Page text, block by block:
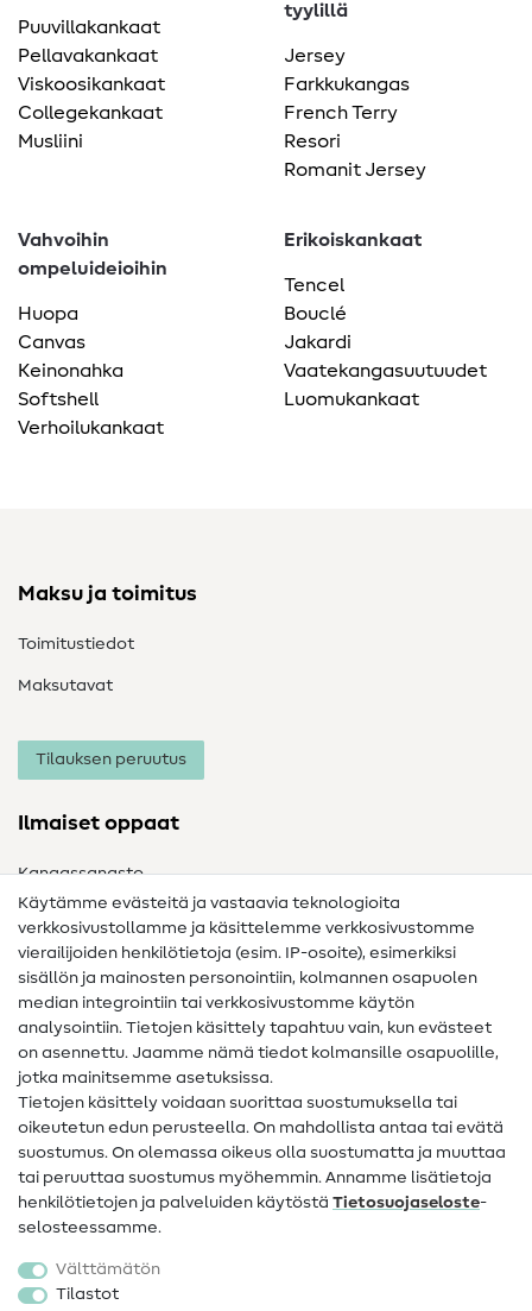
Puuvillakankaat
Pellavakankaat
Viskoosikankaat
Collegekankaat
Musliini
tyylillä
Jersey
Farkkukangas
French Terry
Resori
Romanit Jersey
Vahvoihin
ompeluideioihin
Huopa
Canvas
Keinonahka
Softshell
Verhoilukankaat
Erikoiskankaat
Tencel
Bouclé
Jakardi
Vaatekangasuutuudet
Luomukankaat
Maksu ja toimitus
Toimitustiedot
Maksutavat
Tilauksen peruutus
Ilmaiset oppaat
Kangassanasto
Ompelusanasto
Ompeluohjeet
Apua ja yhteystiedot
Yhteystiedot
Tietoa omistajanvaihdoksesta
Peruutusoikeus
Suosittu
Kankaat
Käytämme evästeitä ja vastaavia teknologioita
verkkosivustollamme ja käsittelemme verkkosivustomme
vierailijoiden henkilötietoja (esim. IP-osoite), esimerkiksi
sisällön ja mainosten personointiin, kolmannen osapuolen
median integrointiin tai verkkosivustomme käytön
analysointiin. Tietojen käsittely tapahtuu vain, kun evästeet
on asennettu. Jaamme nämä tiedot kolmansille osapuolille,
jotka mainitsemme asetuksissa.
Tietojen käsittely voidaan suorittaa suostumuksella tai
oikeutetun edun perusteella. On mahdollista antaa tai evätä
suostumus. On olemassa oikeus olla suostumatta ja muuttaa
tai peruuttaa suostumus myöhemmin. Annamme lisätietoja
henkilötietojen ja palveluiden käytöstä Tietosuojaseloste-
selosteessamme.
Välttämätön
Tilastot